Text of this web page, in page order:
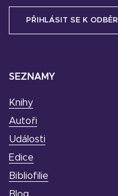
SEZNAMY
Knihy
Autoři
Události
Edice
Bibliofilie
Blog